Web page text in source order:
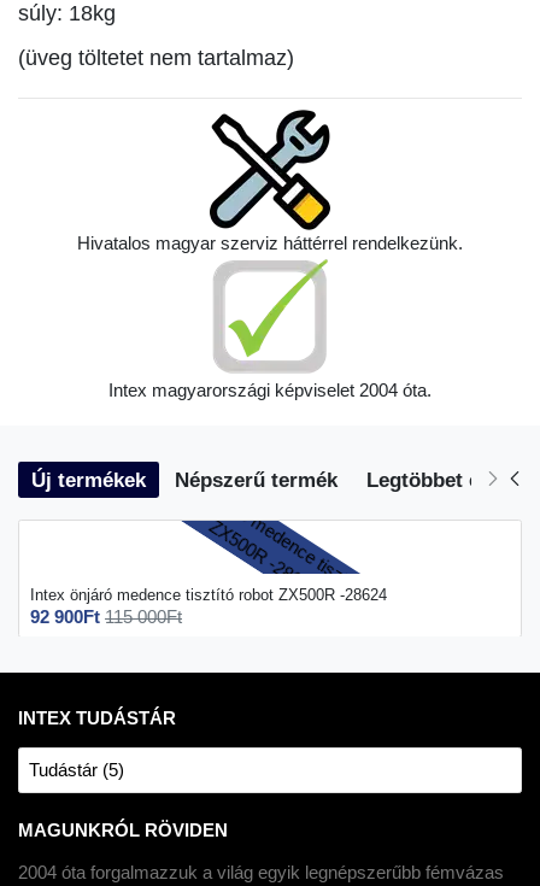
súly: 18kg
(üveg töltetet nem tartalmaz)
Hivatalos magyar szerviz háttérrel rendelkezünk.
Intex magyarországi képviselet 2004 óta.
Új termékek Népszerű termék Legtöbbet eladott
Intex önjáró medence tisztító robot ZX500R -28624
92 900Ft 115 000Ft
INTEX TUDÁSTÁR
Tudástár (5)
MAGUNKRÓL RÖVIDEN
2004 óta forgalmazzuk a világ egyik legnépszerűbb fémvázas